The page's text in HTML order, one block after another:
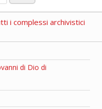
i complessi archivistici
di Dio di